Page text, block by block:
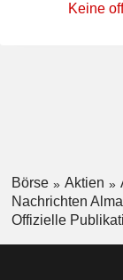
Keine
Börse Aktien
Nachrichten
Offizielle